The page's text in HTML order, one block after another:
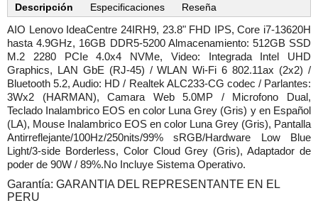
Descripción Especificaciones Reseña
AIO Lenovo IdeaCentre 24IRH9, 23.8" FHD IPS, Core i7-13620H
hasta 4.9GHz, 16GB DDR5-5200 Almacenamiento: 512GB SSD
M.2 2280 PCIe 4.0x4 NVMe, Video: Integrada Intel UHD
Graphics, LAN GbE (RJ-45) / WLAN Wi-Fi 6 802.11ax (2x2) /
Bluetooth 5.2, Audio: HD / Realtek ALC233-CG codec / Parlantes:
3Wx2 (HARMAN), Camara Web 5.0MP / Microfono Dual,
Teclado Inalambrico EOS en color Luna Grey (Gris) y en Español
(LA), Mouse Inalambrico EOS en color Luna Grey (Gris), Pantalla
Antirreflejante/100Hz/250nits/99% sRGB/Hardware Low Blue
Light/3-side Borderless, Color Cloud Grey (Gris), Adaptador de
poder de 90W / 89%.No Incluye Sistema Operativo.
Garantía: GARANTIA DEL REPRESENTANTE EN EL
PERU